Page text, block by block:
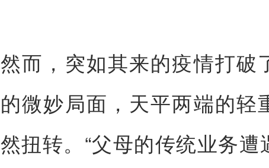
然而，突如其来的疫情打破
的微妙局面，天平两端的轻
然扭转。“父母的传统业务